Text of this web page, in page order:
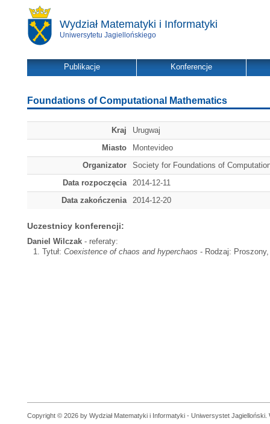
Wydział Matematyki i Informatyki
Uniwersytetu Jagiellońskiego
Publikacje Konferencje
Foundations of Computational Mathematics
Kraj
Urugwaj
Miasto
Montevideo
Organizator
Society for Foundations of
Data rozpoczęcia
2014-12-11
Data zakończenia
2014-12-20
Uczestnicy konferencji:
Daniel Wilczak - referaty:
Tytuł: Coexistence of chaos and hyperchaos - Rodzaj:
Copyright © 2026 by Wydział Matematyki i Informatyki - Uniwersystet